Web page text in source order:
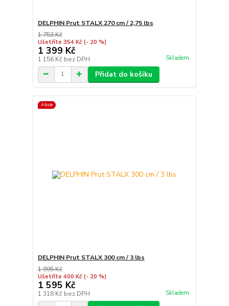
DELPHIN Prut STALX 270 cm / 2,75 lbs
1 753 Kč
Ušetříte 354 Kč (- 20 %)
1 399 Kč
1 156 Kč bez DPH Skladem
Přidat do košíku
Akce
DELPHIN Prut STALX 300 cm / 3 lbs
1 995 Kč
Ušetříte 400 Kč (- 20 %)
1 595 Kč
1 318 Kč bez DPH Skladem